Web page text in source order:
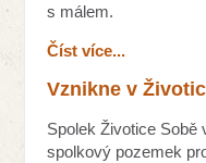
s málem.
Číst více...
Vznikne v
Spolek Životice Sobě
spolkový pozemek